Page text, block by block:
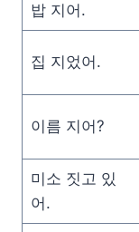
밥 지어.
집 지었어.
이름 지어?
미소 짓고 있
어.